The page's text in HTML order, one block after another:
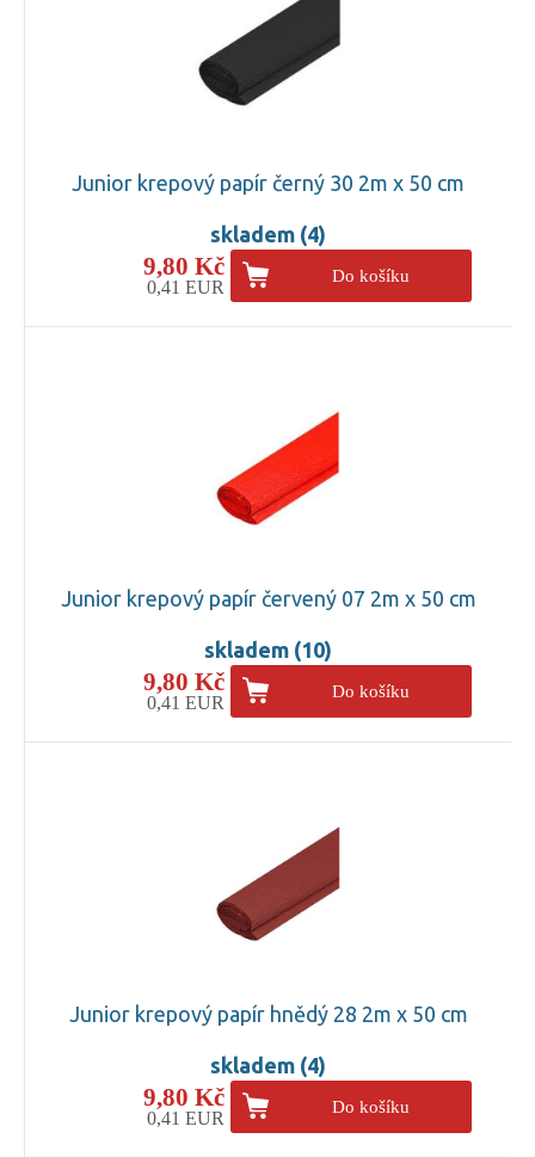
Junior krepový papír černý 30 2m x 50 cm
skladem (4)
9,80 Kč
0,41 EUR
Do košíku
Junior krepový papír červený 07 2m x 50 cm
skladem (10)
9,80 Kč
0,41 EUR
Do košíku
Junior krepový papír hnědý 28 2m x 50 cm
skladem (4)
9,80 Kč
0,41 EUR
Do košíku